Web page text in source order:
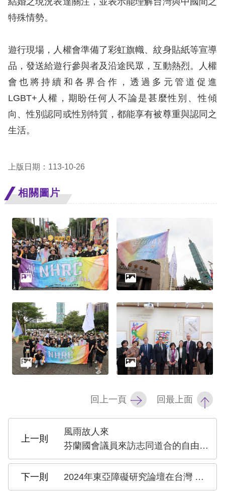
請
選
擇
語
言
兒少版
頁
網
站
導
覽
網
站
安
全
政
策
護
特殊情勢。
遊行現場，人權會準備了彩虹旗幟、紋身貼紙等宣導
品，發送給遊行參與者及沿途民眾，互動熱烈。人權
會也將持續和各界合作，透過多元管道促進
LGBT+人權，期盼任何人不論是甚麼性別、性傾
向、性別認同或性別特質，都能享有被尊重與認同之
生活。
上版日期：113-10-26
相關圖片
回上一頁 回最上面
風雨故人來
芬蘭國會議員來訪志同道合的自由民主夥伴
2024年東亞障礙研究論壇在台灣 藉由國際交流合作提升公約之落實